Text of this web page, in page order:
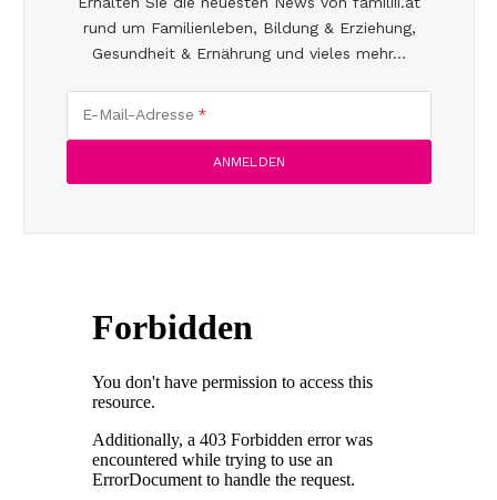
rund um Familienleben, Bildung & Erziehung,
Gesundheit & Ernährung und vieles mehr...
E-Mail-Adresse